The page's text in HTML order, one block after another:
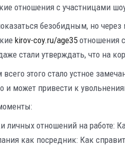
отношения с участницами
безобидным, но через
kirov-coy.ru/age35 отношения
стали утверждать, что на
всего этого стало устное
и может привести к
личных отношений на работе:
как посредник: Как